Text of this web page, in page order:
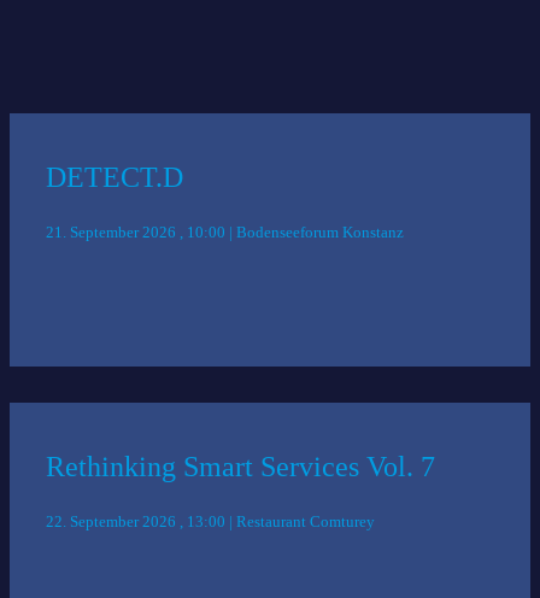
DETECT.D
21. September 2026 , 10:00 | Bodenseeforum Konstanz
Rethinking Smart Services Vol. 7
22. September 2026 , 13:00 | Restaurant Comturey